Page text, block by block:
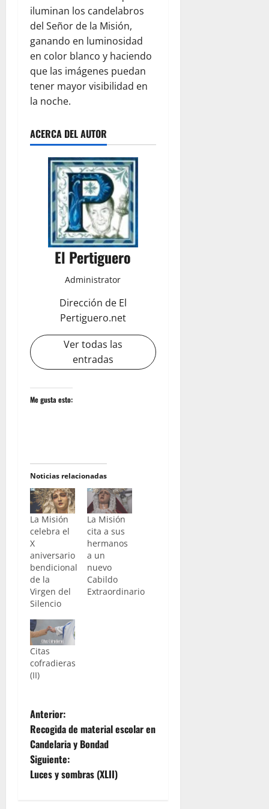
iluminan los candelabros
del Señor de la Misión,
ganando en luminosidad
en color blanco y haciendo
que las imágenes puedan
tener mayor visibilidad en
la noche.
ACERCA DEL AUTOR
El Pertiguero
Administrator
Dirección de El
Pertiguero.net
Ver todas las
entradas
Me gusta esto:
Noticias relacionadas
La Misión
celebra el
X
aniversario
bendicional
de la
Virgen del
Silencio
La Misión
cita a sus
hermanos
a un
nuevo
Cabildo
Extraordinario
Citas
cofradieras
(II)
N
a
v
Anterior:
Recogida de material escolar en
Candelaria y Bondad
Siguiente:
Luces y sombras (XLII)